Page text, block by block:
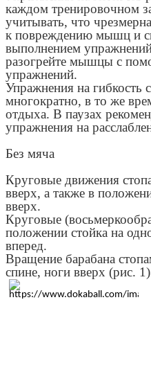
каждом тренировочном
учитывать, что
к повреждению мышц и
выполнением
разогрейте мышцы с
упражнений.
Упражнения на гибкость
многократно, в то же
отдыха. В паузах
упражнения на
Без мяча
Круговые движения
вверх, а также в
вверх.
Круговые
положении стойка на
вперед.
Вращение барабана
спине, ноги вверх (рис. 1)